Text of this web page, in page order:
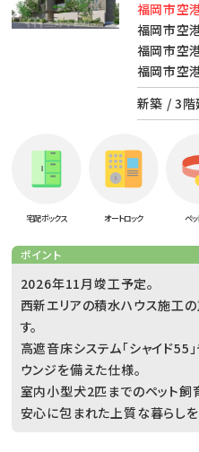
福岡市空
福岡市空
福岡市空
福岡市空
新築 / 3階
宅配ボックス オートロック ペ
ポイント
2026年11月竣工予定。
西新エリアの積水ハウス施工
す。
高遮音床システム「シャイド55
ウンジを備えた仕様。
室内小型犬2匹までのペット飼
安心に包まれた上質な暮らしを